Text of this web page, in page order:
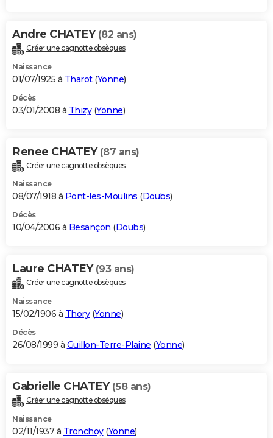
Andre CHATEY (82 ans)
Créer une cagnotte obsèques
Naissance
01/07/1925 à Tharot(Yonne)
Décès
03/01/2008 à Thizy(Yonne)
Renee CHATEY (87 ans)
Créer une cagnotte obsèques
Naissance
08/07/1918 à Pont-les-Moulins (Doubs)
Décès
10/04/2006 à Besançon (Doubs)
Laure CHATEY (93 ans)
Créer une cagnotte obsèques
Naissance
15/02/1906 à Thory(Yonne)
Décès
26/08/1999 à Guillon-Terre-Plaine (Yonne)
Gabrielle CHATEY (58 ans)
Créer une cagnotte obsèques
Naissance
02/11/1937 à Tronchoy(Yonne)